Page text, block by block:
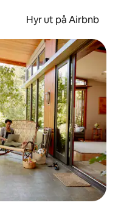
Hyr ut på Airbnb